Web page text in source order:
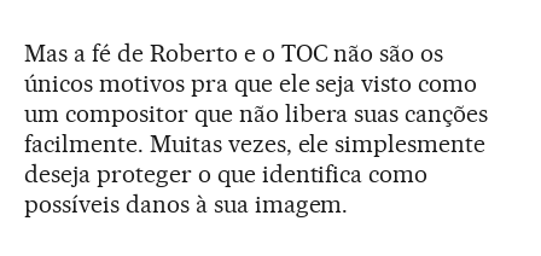
Mas a fé de Roberto e o TOC não são os
únicos motivos pra que ele seja visto como
um compositor que não libera suas canções
facilmente. Muitas vezes, ele simplesmente
deseja proteger o que identifica como
possíveis danos à sua imagem.